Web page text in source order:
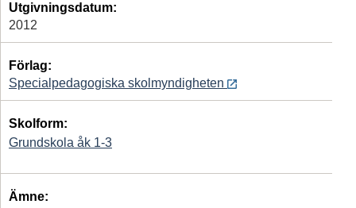
Utgivningsdatum:
2012
Förlag:
Specialpedagogiska skolmyndigheten
Skolform:
Grundskola åk 1-3
Ämne: